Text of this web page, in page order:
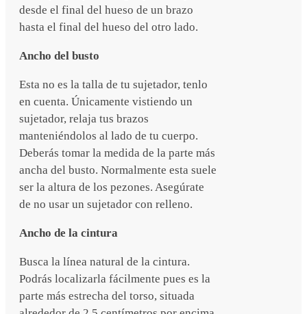
desde el final del hueso de un brazo
hasta el final del hueso del otro lado.
Ancho del busto
Esta no es la talla de tu sujetador, tenlo
en cuenta. Únicamente vistiendo un
sujetador, relaja tus brazos
manteniéndolos al lado de tu cuerpo.
Deberás tomar la medida de la parte más
ancha del busto. Normalmente esta suele
ser la altura de los pezones. Asegúrate
de no usar un sujetador con relleno.
Ancho de la cintura
Busca la línea natural de la cintura.
Podrás localizarla fácilmente pues es la
parte más estrecha del torso, situada